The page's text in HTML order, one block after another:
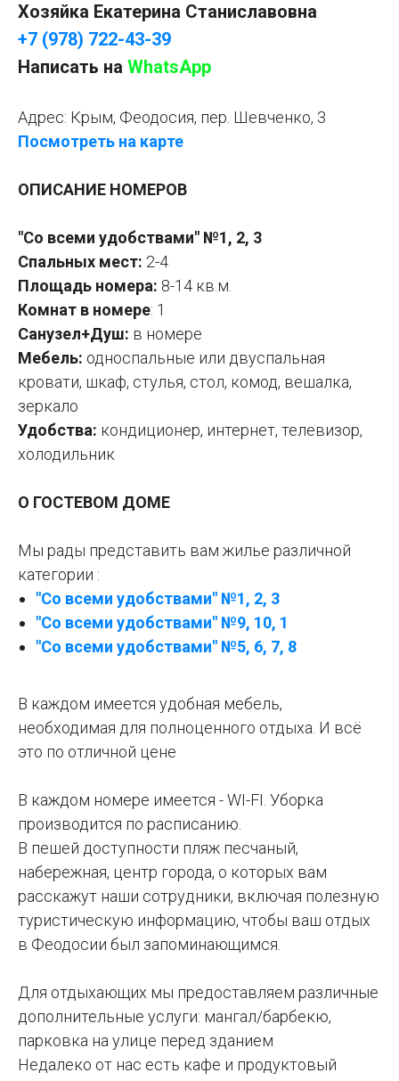
Хозяйка Екатерина Станиславовна
+7 (978) 722-43-39
Написать на WhatsApp
Адрес: Крым, Феодосия, пер. Шевченко, 3
Посмотреть на карте
ОПИСАНИЕ НОМЕРОВ
"Со всеми удобствами" №1, 2, 3
Спальных мест: 2-4
Площадь номера: 8-14 кв.м.
Комнат в номере: 1
Санузел+Душ: в номере
Мебель: односпальные или двуспальная
кровати, шкаф, стулья, стол, комод, вешалка,
зеркало
Удобства: кондиционер, интернет, телевизор,
холодильник
О ГОСТЕВОМ ДОМЕ
Мы рады представить вам жилье различной
категории :
"Со всеми удобствами" №1, 2, 3
"Со всеми удобствами" №9, 10, 1
"Со всеми удобствами" №5, 6, 7, 8
В каждом имеется удобная мебель,
необходимая для полноценного отдыха. И всё
это по отличной цене
В каждом номере имеется - WI-FI. Уборка
производится по расписанию.
В пешей доступности пляж песчаный,
набережная, центр города, о которых вам
расскажут наши сотрудники, включая полезную
туристическую информацию, чтобы ваш отдых
в Феодосии был запоминающимся.
Для отдыхающих мы предоставляем различные
дополнительные услуги: мангал/барбекю,
парковка на улице перед зданием
Недалеко от нас есть кафе и продуктовый